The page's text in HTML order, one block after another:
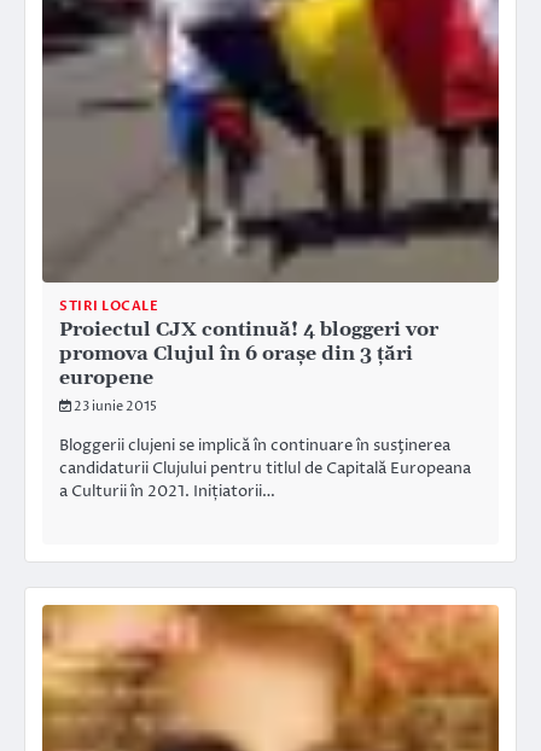
STIRI LOCALE
Proiectul CJX continuă! 4 bloggeri vor
promova Clujul în 6 orașe din 3 țări
europene
23 iunie 2015
Bloggerii clujeni se implică în continuare în susţinerea
candidaturii Clujului pentru titlul de Capitală Europeana
a Culturii în 2021. Inițiatorii…